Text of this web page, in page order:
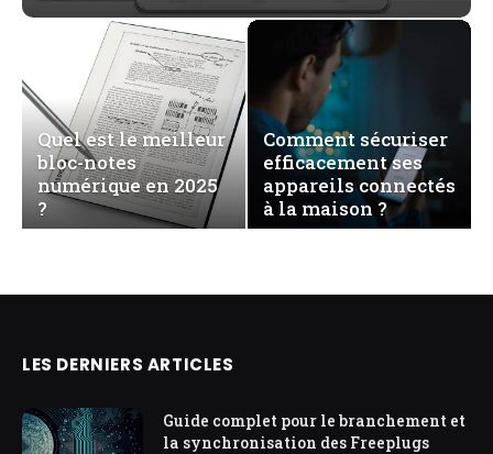
Quel est le meilleur
bloc-notes
numérique en 2025
?
Comment sécuriser
efficacement ses
appareils connectés
à la maison ?
LES DERNIERS ARTICLES
Guide complet pour le branchement et
la synchronisation des Freeplugs